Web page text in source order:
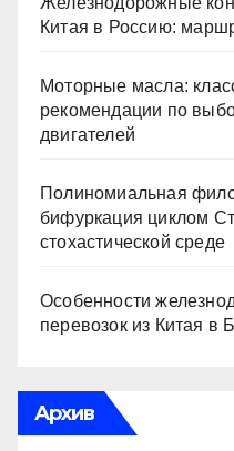
Китая в Россию:
Моторные масла:
рекомендации по
двигателей
Полиномиальная
бифуркация циклом
стохастической среде
Особенности
перевозок из Китая в
Архив